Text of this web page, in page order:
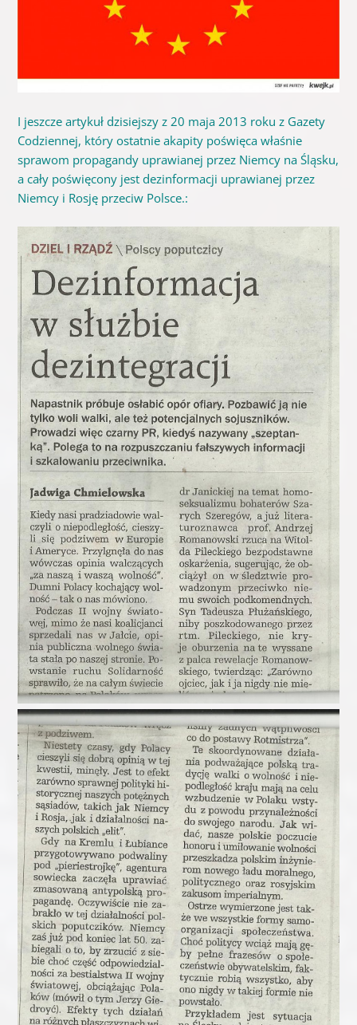
I jeszcze artykuł dzisiejszy z 20 maja 2013 roku z Gazety
Codziennej, który ostatnie akapity poświęca właśnie
sprawom propagandy uprawianej przez Niemcy na Śląsku,
a cały poświęcony jest dezinformacji uprawianej przez
Niemcy i Rosję przeciw Polsce.: